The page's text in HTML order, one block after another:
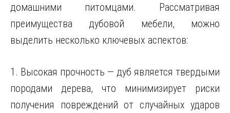
домашними питомцами. Рассматривая
преимущества дубовой мебели, можно
выделить несколько ключевых аспектов:
1. Высокая прочность — дуб является твердыми
породами дерева, что минимизирует риски
получения повреждений от случайных ударов